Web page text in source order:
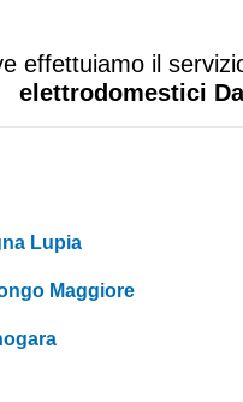
effettuiamo il
elettrodomestici
Lupia
Maggiore